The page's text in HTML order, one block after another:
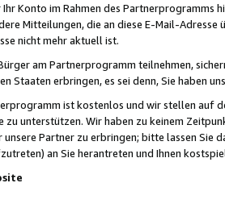
Konto im Rahmen des Partnerprogramms
Mitteilungen, die an diese E-Mail-
nicht mehr aktuell ist.
am Partnerprogramm teilnehmen,
Staaten erbringen, es sei denn, Sie haben
ist kostenlos und wir stellen auf
zu unterstützen. Wir haben zu keinem
Partner zu erbringen; bitte lassen Sie
an Sie herantreten und Ihnen